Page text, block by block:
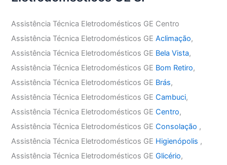
Assistência Técnica Eletrodomésticos GE Centro
Assistência Técnica Eletrodomésticos GEAclimação,
Assistência Técnica Eletrodomésticos GE Bela Vista,
Assistência Técnica Eletrodomésticos GE Bom Retiro,
Assistência Técnica Eletrodomésticos GE Brás,
Assistência Técnica Eletrodomésticos GECambuci,
Assistência Técnica Eletrodomésticos GECentro,
Assistência Técnica Eletrodomésticos GEConsolação ,
Assistência Técnica Eletrodomésticos GE Higienópolis ,
Assistência Técnica Eletrodomésticos GEGlicério,